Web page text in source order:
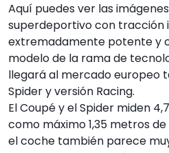
Aquí puedes ver las
superdeportivo con tracción
extremadamente potente y
modelo de la rama de
llegará al mercado europeo
Spider y versión Racing.
El Coupé y el Spider miden
como máximo 1,35 metros
el coche también parece